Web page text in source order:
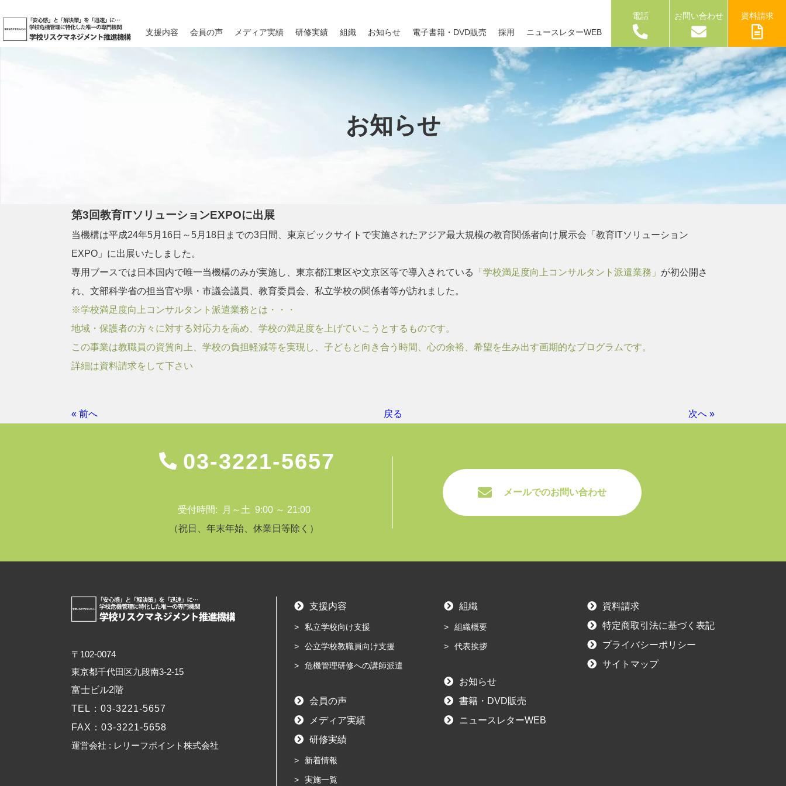
支援内容 会員の声 メディア実績 研修実績 組織 お知らせ 電子書籍・DVD販売 採用 ニュースレターWEB
電話 お問い合わせ 資料請求
お知らせ
第3回教育ITソリューションEXPOに出展
当機構は平成24年5月16日～5月18日までの3日間、東京ビックサイトで実施されたアジア最大規模の教育関係者向け展示会「教育ITソリューション
EXPO」に出展いたしました。
専用ブースでは日本国内で唯一当機構のみが実施し、東京都江東区や文京区等で導入されている
「学校満足度向上コンサルタント派遣業務」 が初公開さ
れ、文部科学省の担当官や県・市議会議員、教育委員会、私立学校の関係者等が訪れました。
※学校満足度向上コンサルタント派遣業務とは・・・
地域・保護者の方々に対する対応力を高め、学校の満足度を上げていこうとするものです。
この事業は教職員の資質向上、学校の負担軽減等を実現し、子どもと向き合う時間、心の余裕、希望を生み出す画期的なプログラムです。
詳細は資料請求をして下さい
« 前へ 戻る 次へ »
03-3221-5657
受付時間: 月～土 9:00 ～ 21:00
（祝日、年末年始、休業日等除く）
メールでのお問い合わせ
〒102-0074
東京都千代田区九段南3-2-15
富士ビル2階
TEL ：03-3221-5657
FAX ：03-3221-5658
運営会社 : レリーフポイント株式会社
支援内容
私立学校向け支援
公立学校教職員向け支援
危機管理研修への講師派遣
会員の声
メディア実績
研修実績
新着情報
実施一覧
組織
組織概要
代表挨拶
お知らせ
書籍・DVD販売
ニュースレターWEB
資料請求
特定商取引法に基づく表記
プライバシーポリシー
サイトマップ